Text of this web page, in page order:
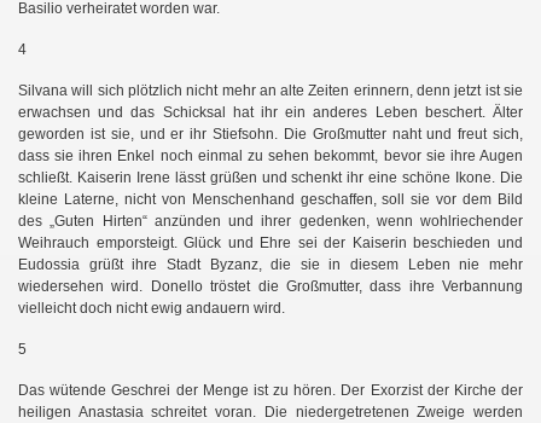
Basilio verheiratet worden war.
4
Silvana will sich plötzlich nicht mehr an alte Zeiten erinnern, denn jetzt ist sie
erwachsen und das Schicksal hat ihr ein anderes Leben beschert. Älter
geworden ist sie, und er ihr Stiefsohn. Die Großmutter naht und freut sich,
dass sie ihren Enkel noch einmal zu sehen bekommt, bevor sie ihre Augen
schließt. Kaiserin Irene lässt grüßen und schenkt ihr eine schöne Ikone. Die
kleine Laterne, nicht von Menschenhand geschaffen, soll sie vor dem Bild
des „Guten Hirten“ anzünden und ihrer gedenken, wenn wohlriechender
Weihrauch emporsteigt. Glück und Ehre sei der Kaiserin beschieden und
Eudossia grüßt ihre Stadt Byzanz, die sie in diesem Leben nie mehr
wiedersehen wird. Donello tröstet die Großmutter, dass ihre Verbannung
vielleicht doch nicht ewig andauern wird.
5
Das wütende Geschrei der Menge ist zu hören. Der Exorzist der Kirche der
heiligen Anastasia schreitet voran. Die niedergetretenen Zweige werden